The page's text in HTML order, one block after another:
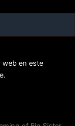
web en este